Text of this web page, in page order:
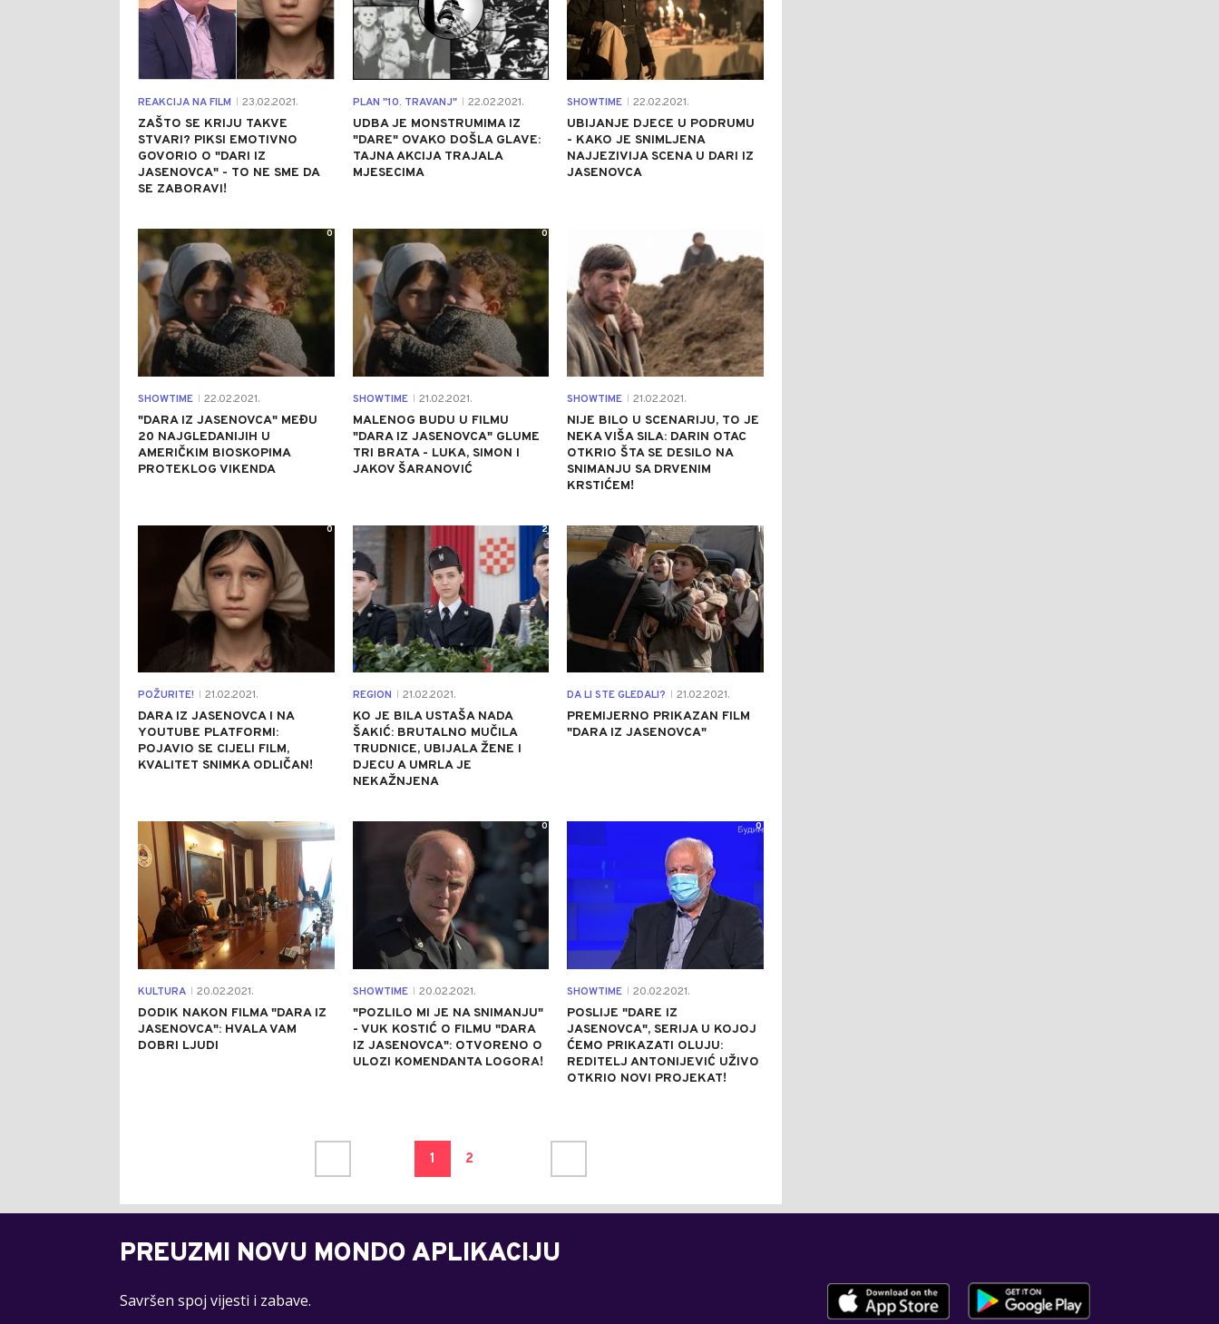
REAKCIJA NA FILM 23.02.2021.
ZAŠTO SE KRIJU TAKVE
STVARI? PIKSI EMOTIVNO
GOVORIO O "DARI IZ
JASENOVCA" - TO NE SME DA
SE ZABORAVI!
PLAN "10. TRAVANJ" 22.02.2021.
UDBA JE MONSTRUMIMA IZ
"DARE" OVAKO DOŠLA GLAVE:
TAJNA AKCIJA TRAJALA
MJESECIMA
SHOWTIME 22.02.2021.
UBIJANJE DJECE U PODRUMU
- KAKO JE SNIMLJENA
NAJJEZIVIJA SCENA U DARI IZ
JASENOVCA
SHOWTIME 22.02.2021.
"DARA IZ JASENOVCA" MEĐU
20 NAJGLEDANIJIH U
AMERIČKIM BIOSKOPIMA
PROTEKLOG VIKENDA
0
SHOWTIME 21.02.2021.
MALENOG BUDU U FILMU
"DARA IZ JASENOVCA" GLUME
TRI BRATA - LUKA, SIMON I
JAKOV ŠARANOVIĆ
0
SHOWTIME 21.02.2021.
NIJE BILO U SCENARIJU, TO JE
NEKA VIŠA SILA: DARIN OTAC
OTKRIO ŠTA SE DESILO NA
SNIMANJU SA DRVENIM
KRSTIĆEM!
POŽURITE! 21.02.2021.
DARA IZ JASENOVCA I NA
YOUTUBE PLATFORMI:
POJAVIO SE CIJELI FILM,
KVALITET SNIMKA ODLIČAN!
0
REGION 21.02.2021.
KO JE BILA USTAŠA NADA
ŠAKIĆ: BRUTALNO MUČILA
TRUDNICE, UBIJALA ŽENE I
DJECU A UMRLA JE
NEKAŽNJENA
2
DA LI STE GLEDALI? 21.02.2021.
PREMIJERNO PRIKAZAN FILM
"DARA IZ JASENOVCA"
1
KULTURA 20.02.2021.
DODIK NAKON FILMA "DARA IZ
JASENOVCA": HVALA VAM
DOBRI LJUDI
0
SHOWTIME 20.02.2021.
"POZLILO MI JE NA SNIMANJU"
- VUK KOSTIĆ O FILMU "DARA
IZ JASENOVCA": OTVORENO O
ULOZI KOMENDANTA LOGORA!
0
SHOWTIME 20.02.2021.
POSLIJE "DARE IZ
JASENOVCA", SERIJA U KOJOJ
ĆEMO PRIKAZATI OLUJU:
REDITELJ ANTONIJEVIĆ UŽIVO
OTKRIO NOVI PROJEKAT!
0
1 2
PREUZMI NOVU MONDO APLIKACIJU
Savršen spoj vijesti i zabave.